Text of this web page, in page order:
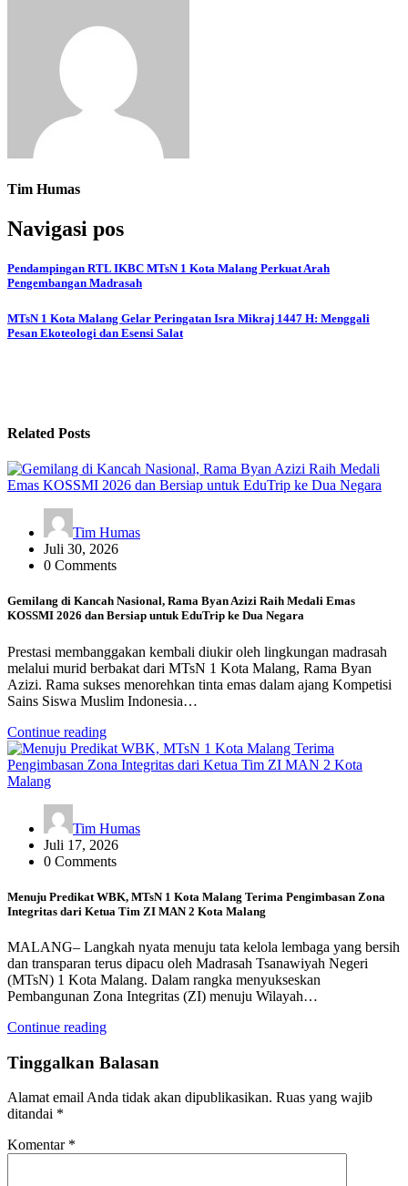
Tim Humas
Navigasi pos
Pendampingan RTL IKBC MTsN 1 Kota Malang Perkuat Arah
Pengembangan Madrasah
MTsN 1 Kota Malang Gelar Peringatan Isra Mikraj 1447 H: Menggali
Pesan Ekoteologi dan Esensi Salat
Related Posts
Tim Humas
Juli 30, 2026
0 Comments
Gemilang di Kancah Nasional, Rama Byan Azizi Raih Medali Emas
KOSSMI 2026 dan Bersiap untuk EduTrip ke Dua Negara
Prestasi membanggakan kembali diukir oleh lingkungan madrasah
melalui murid berbakat dari MTsN 1 Kota Malang, Rama Byan
Azizi. Rama sukses menorehkan tinta emas dalam ajang Kompetisi
Sains Siswa Muslim Indonesia…
Continue reading
Tim Humas
Juli 17, 2026
0 Comments
Menuju Predikat WBK, MTsN 1 Kota Malang Terima Pengimbasan Zona
Integritas dari Ketua Tim ZI MAN 2 Kota Malang
MALANG– Langkah nyata menuju tata kelola lembaga yang bersih
dan transparan terus dipacu oleh Madrasah Tsanawiyah Negeri
(MTsN) 1 Kota Malang. Dalam rangka menyukseskan
Pembangunan Zona Integritas (ZI) menuju Wilayah…
Continue reading
Tinggalkan Balasan
Alamat email Anda tidak akan dipublikasikan. Ruas yang wajib
ditandai *
Komentar *